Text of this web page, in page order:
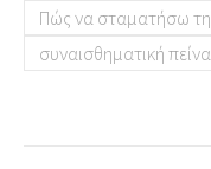
Πώς να σταματήσω τη
συναισθηματική πείνα